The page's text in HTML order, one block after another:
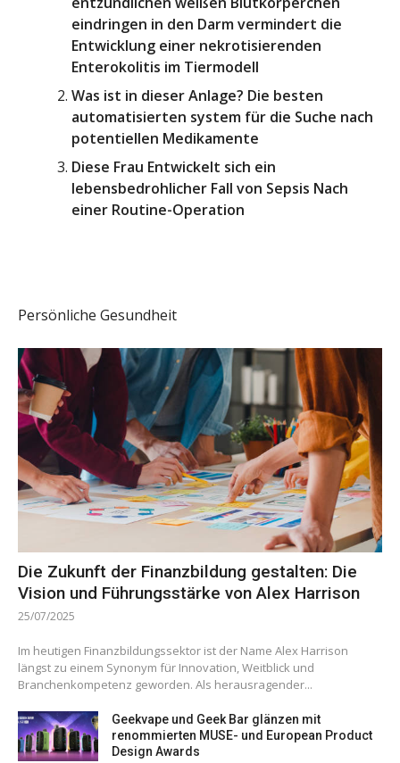
eindringen in den Darm vermindert die
Entwicklung einer nekrotisierenden
Enterokolitis im Tiermodell
Was ist in dieser Anlage? Die besten
automatisierten system für die Suche nach
potentiellen Medikamente
Diese Frau Entwickelt sich ein
lebensbedrohlicher Fall von Sepsis Nach
einer Routine-Operation
Persönliche Gesundheit
Die Zukunft der Finanzbildung gestalten: Die
Vision und Führungsstärke von Alex Harrison
25/07/2025
Im heutigen Finanzbildungssektor ist der Name Alex Harrison
längst zu einem Synonym für Innovation, Weitblick und
Branchenkompetenz geworden. Als herausragender...
Geekvape und Geek Bar glänzen mit
renommierten MUSE- und European Product
Design Awards